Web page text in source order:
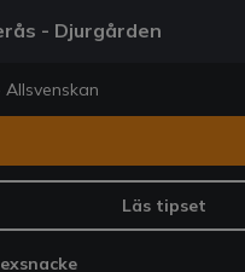
- Djurgården
Allsvenskan
Läs tipset